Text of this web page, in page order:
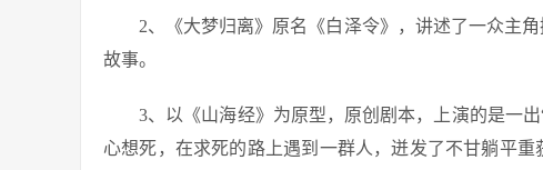
2、《大梦归离》原名《白泽令》，讲述了一众主
故事。
3、以《山海经》为原型，原创剧本，上演的是一
心想死，在求死的路上遇到一群人，迸发了不甘躺平